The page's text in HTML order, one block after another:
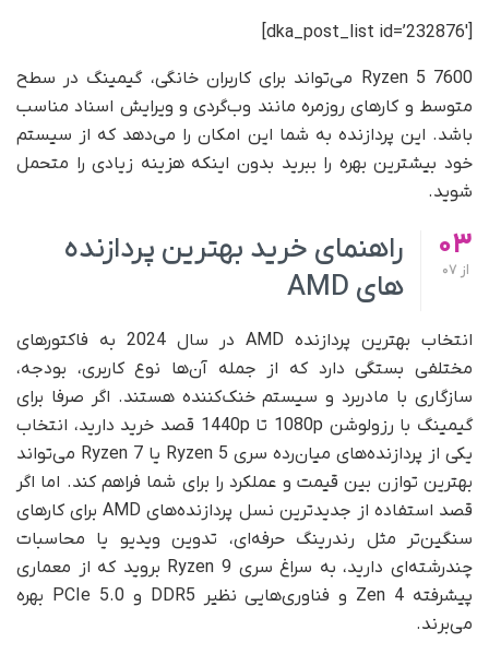
[dka_post_list id=’232876′]
Ryzen 5 7600 می‌تواند برای کاربران خانگی، گیمینگ در سطح
متوسط و کارهای روزمره مانند وب‌گردی و ویرایش اسناد مناسب
باشد. این پردازنده به شما این امکان را می‌دهد که از سیستم
خود بیشترین بهره را ببرید بدون اینکه هزینه زیادی را متحمل
شوید.
03
از
راهنمای خرید بهترین پردازنده
های AMD
انتخاب بهترین پردازنده AMD در سال 2024 به فاکتورهای
مختلفی بستگی دارد که از جمله آن‌ها نوع کاربری، بودجه،
سازگاری با مادربرد و سیستم خنک‌کننده هستند. اگر صرفا برای
گیمینگ با رزولوشن 1080p تا 1440p قصد خرید دارید، انتخاب
یکی از پردازنده‌های میان‌رده سری Ryzen 5 یا Ryzen 7 می‌تواند
بهترین توازن بین قیمت و عملکرد را برای شما فراهم کند. اما اگر
قصد استفاده از جدیدترین نسل پردازنده‌های AMD برای کارهای
سنگین‌تر مثل رندرینگ حرفه‌ای، تدوین ویدیو یا محاسبات
چندرشته‌ای دارید، به سراغ سری Ryzen 9 بروید که از معماری
پیشرفته Zen 4 و فناوری‌هایی نظیر DDR5 و PCIe 5.0 بهره
می‌برند.